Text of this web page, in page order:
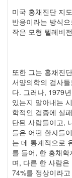
미국 홍채진단 지
반응이라는 방식
작은 모형 텔레비
또한 그는 홍채진
서양의학의 검사
다. 그러나, 1979
있는지 알아내는
학적인 검증에 실
단된 사람들이고,
들은 어떤 환자들
는 데 통계적으로
를 들어, 한 홍채
며, 다른 한 사람
74%를 정상이라